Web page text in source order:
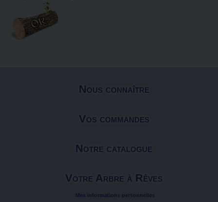
Nous connaître
Vos commandes
Notre catalogue
Votre Arbre à Rêves
Mes informations personnelles